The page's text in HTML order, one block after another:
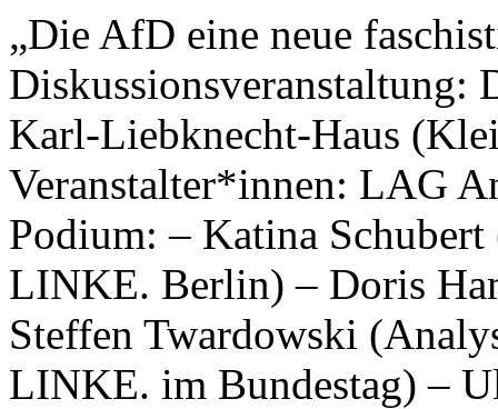
„Die AfD eine neue
Diskussionsveranstaltung:
Karl-Liebknecht-Haus
Veranstalter*innen: LAG
Podium: – Katina
LINKE. Berlin) – Doris
Steffen Twardowski
LINKE. im Bundestag) –